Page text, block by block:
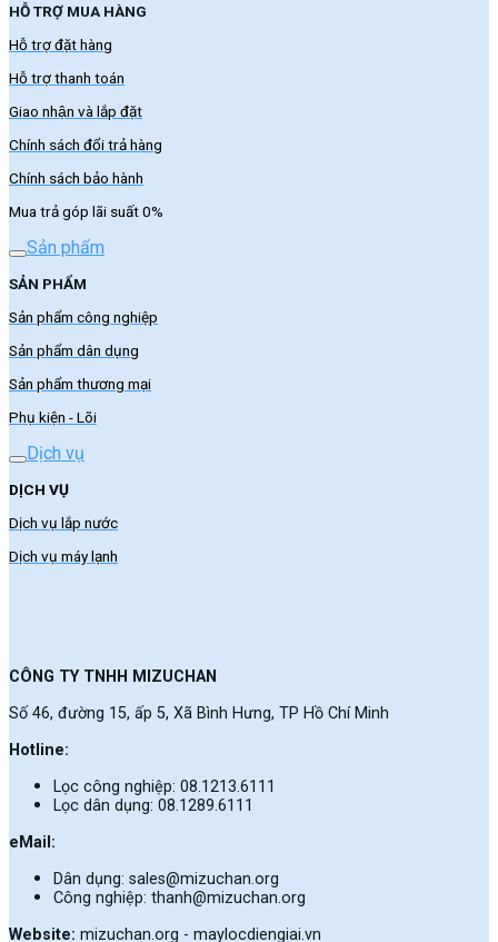
HỖ TRỢ MUA HÀNG
Hỗ trợ đặt hàng
Hỗ trợ thanh toán
Giao nhận và lắp đặt
Chính sách đổi trả hàng
Chính sách bảo hành
Mua trả góp lãi suất 0%
Sản phẩm
SẢN PHẨM
Sản phẩm công nghiệp
Sản phẩm dân dụng
Sản phẩm thương mại
Phụ kiện - Lõi
Dịch vụ
DỊCH VỤ
Dịch vụ lắp nước
Dịch vụ máy lạnh
CÔNG TY TNHH MIZUCHAN
Số 46, đường 15, ấp 5, Xã Bình Hưng, TP Hồ Chí Minh
Hotline:
Lọc công nghiệp: 08.1213.6111
Lọc dân dụng: 08.1289.6111
eMail:
Dân dụng: sales@mizuchan.org
Công nghiệp: thanh@mizuchan.org
Website: mizuchan.org - maylocdiengiai.vn